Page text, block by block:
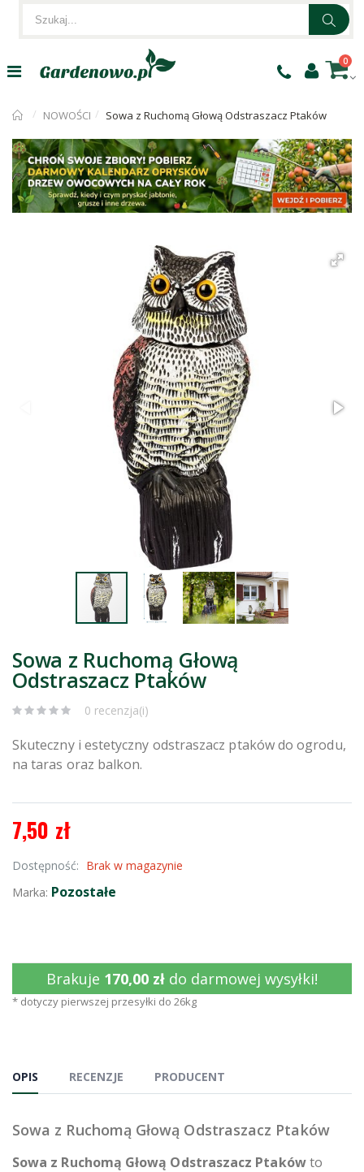
0
NOWOŚCI Sowa z Ruchomą Głową Odstraszacz Ptaków
Sowa z Ruchomą Głową
Odstraszacz Ptaków
0 recenzja(i)
Skuteczny i estetyczny odstraszacz ptaków do ogrodu,
na taras oraz balkon.
7,50 zł
Dostępność: Brak w magazynie
Marka: Pozostałe
Brakuje 170,00 zł do darmowej wysyłki!
* dotyczy pierwszej przesyłki do 26kg
OPIS RECENZJE PRODUCENT
Sowa z Ruchomą Głową Odstraszacz Ptaków
Sowa z Ruchomą Głową Odstraszacz Ptakówto